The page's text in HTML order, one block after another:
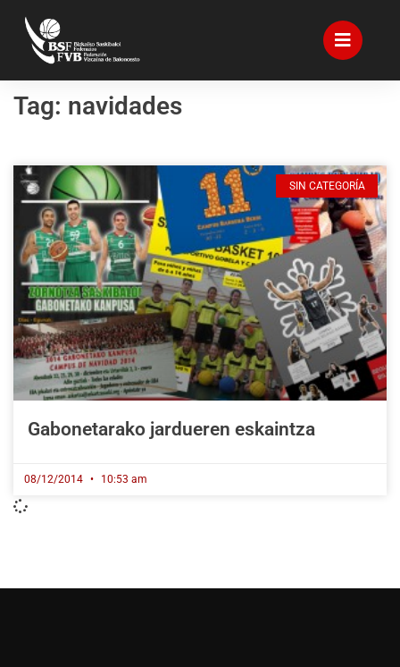
Tag: navidades
SIN CATEGORÍA
Gabonetarako jardueren eskaintza
08/12/2014 10:53 am